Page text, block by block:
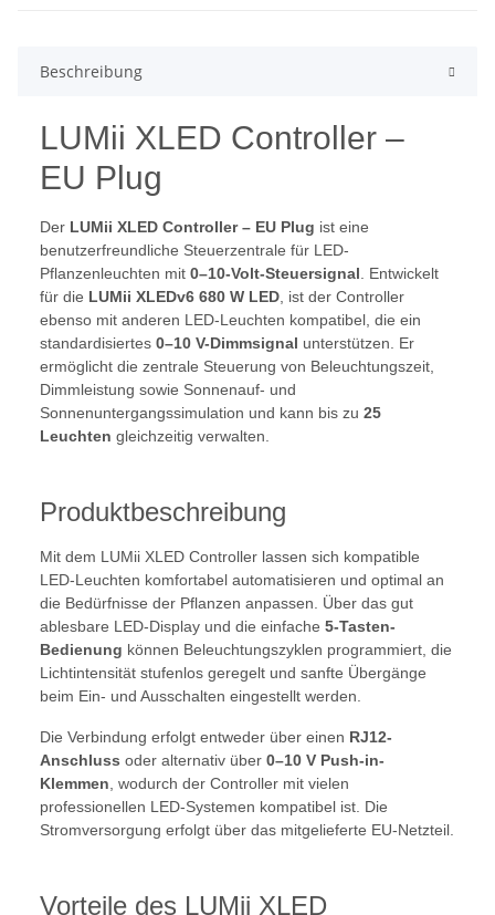
Beschreibung
LUMii XLED Controller –
EU Plug
Der LUMii XLED Controller – EU Plug ist eine
benutzerfreundliche Steuerzentrale für LED-
Pflanzenleuchten mit 0–10-Volt-Steuersignal . Entwickelt
für die LUMii XLEDv6 680 W LED , ist der Controller
ebenso mit anderen LED-Leuchten kompatibel, die ein
standardisiertes 0–10 V-Dimmsignal unterstützen. Er
ermöglicht die zentrale Steuerung von Beleuchtungszeit,
Dimmleistung sowie Sonnenauf- und
Sonnenuntergangssimulation und kann bis zu 25
Leuchten gleichzeitig verwalten.
Produktbeschreibung
Mit dem LUMii XLED Controller lassen sich kompatible
LED-Leuchten komfortabel automatisieren und optimal an
die Bedürfnisse der Pflanzen anpassen. Über das gut
ablesbare LED-Display und die einfache 5-Tasten-
Bedienung können Beleuchtungszyklen programmiert, die
Lichtintensität stufenlos geregelt und sanfte Übergänge
beim Ein- und Ausschalten eingestellt werden.
Die Verbindung erfolgt entweder über einen RJ12-
Anschluss oder alternativ über 0–10 V Push-in-
Klemmen , wodurch der Controller mit vielen
professionellen LED-Systemen kompatibel ist. Die
Stromversorgung erfolgt über das mitgelieferte EU-Netzteil.
Vorteile des LUMii XLED